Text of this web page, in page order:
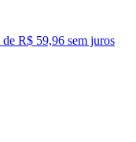
de R$ 59,96 sem juros